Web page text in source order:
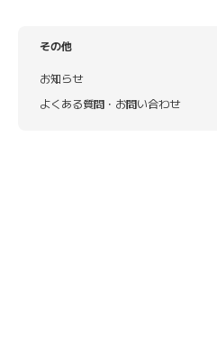
その他
お知らせ
よくある質問・お問い合わせ